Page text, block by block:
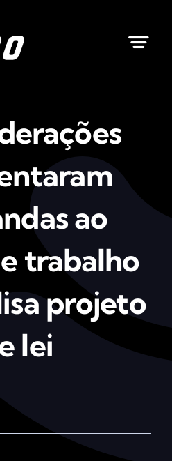
ao
trabalho
projeto
lei